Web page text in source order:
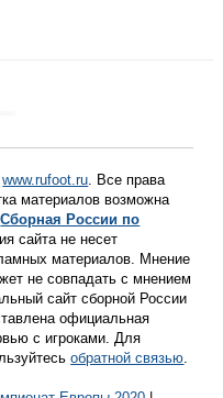
www.rufoot.ru. Все права
материалов возможна
Сборная России по
сайта не несет
материалов. Мнение
не совпадать с мнением
сайт сборной России
официальная
с игроками. Для
обратной связью.